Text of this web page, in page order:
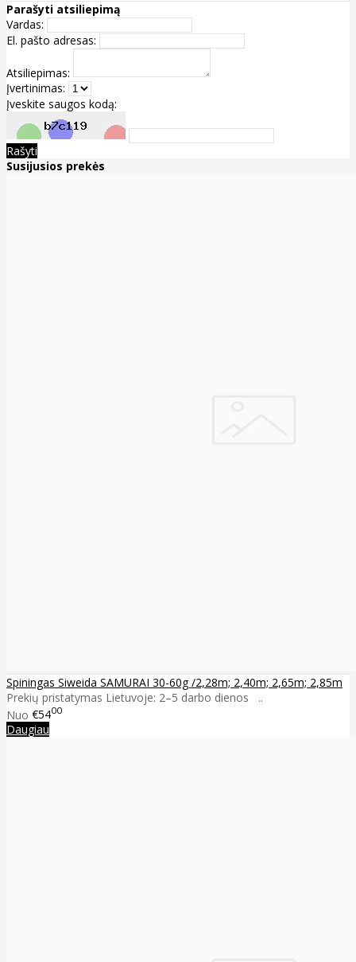
Parašyti atsiliepimą
Vardas:
El. pašto adresas:
Atsiliepimas:
Įvertinimas:
Įveskite saugos kodą:
Rašyti
Susijusios prekės
Spiningas Siweida SAMURAI 30-60g /2,28m; 2,40m; 2,65m; 2,85m
Prekių pristatymas Lietuvoje: 2–5 darbo dienos ..
Nuo €5400
Daugiau